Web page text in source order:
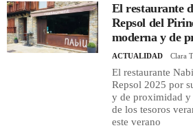
El restaurante
Repsol del
moderna y de
ACTUALIDAD Clara
El restaurante
Repsol 2025 por
y de proximidad y
de los tesoros
este verano